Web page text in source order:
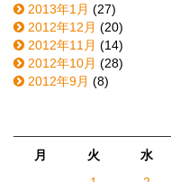
2013年1月 (27)
2012年12月 (20)
2012年11月 (14)
2012年10月 (28)
2012年9月 (8)
月 火 水